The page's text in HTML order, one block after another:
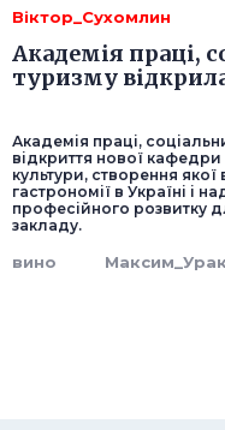
Віктор_Сухомлин
Академія праці,
туризму
Академія праці,
відкриття нової
культури, створення
гастрономії в Україні і
професійного розвитку
закладу.
вино